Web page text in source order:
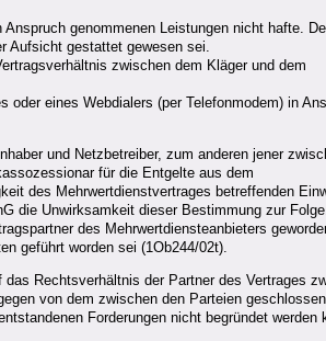
genommenen Leistungen nicht hafte.
Aufsicht gestattet gewesen sei.
zwischen dem Kläger und dem
eines Webdialers (per Telefonmodem) in
und Netzbetreiber, zum anderen jener
für die Entgelte aus dem
des Mehrwertdienstvertrages betreffenden
die Unwirksamkeit dieser Bestimmung zur
des Mehrwertdiensteanbieters
geführt worden sei (1Ob244/02t).
Rechtsverhältnis der Partner des Vertrages
von dem zwischen den Parteien
Forderungen nicht begründet werden